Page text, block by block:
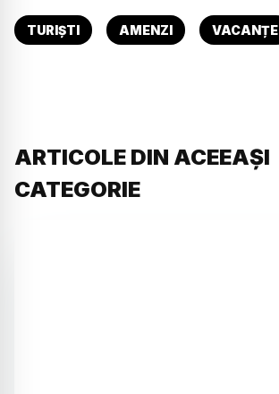
TURIȘTI AMENZI VACANȚE
ARTICOLE DIN ACEEAȘI
CATEGORIE